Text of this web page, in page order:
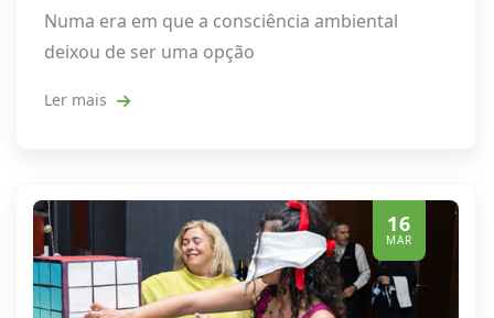
Numa era em que a consciência ambiental
deixou de ser uma opção
Ler mais
16
MAR